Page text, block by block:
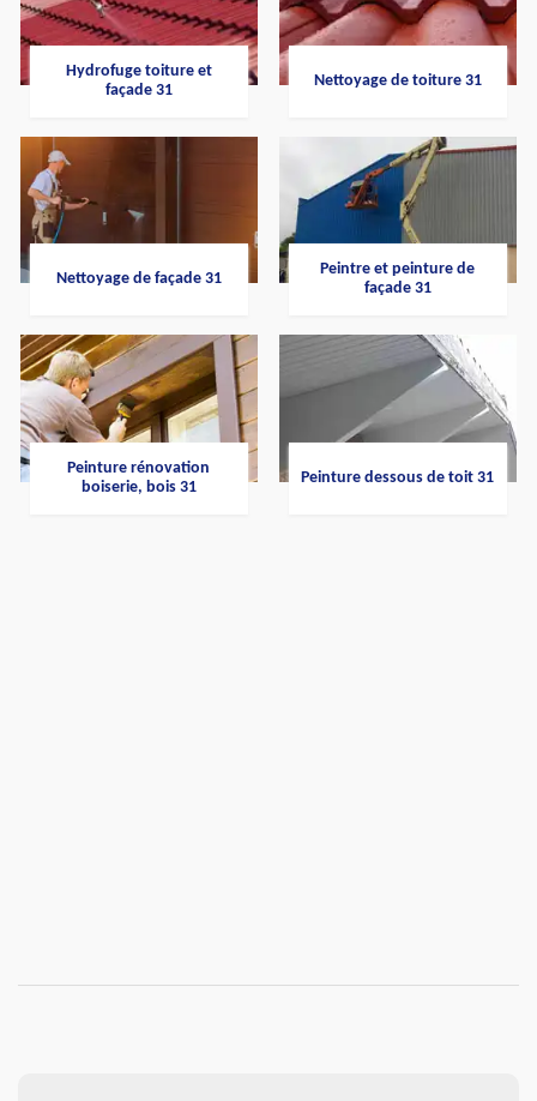
Hydrofuge toiture et
façade 31
Nettoyage de toiture 31
Nettoyage de façade 31
Peintre et peinture de
façade 31
Peinture rénovation
boiserie, bois 31
Peinture dessous de toit 31